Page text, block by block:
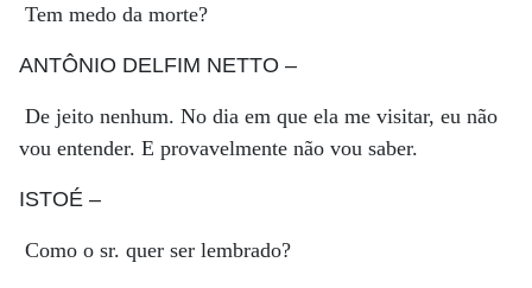
Tem medo da morte?
ANTÔNIO DELFIM NETTO –
De jeito nenhum. No dia em que ela me visitar, eu não
vou entender. E provavelmente não vou saber.
ISTOÉ –
Como o sr. quer ser lembrado?